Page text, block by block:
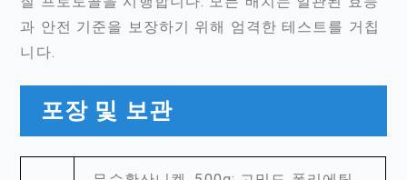
과 안전 기준을 보장하기 위해 엄격한 테스트를 거칩
니다.
포장 및 보관